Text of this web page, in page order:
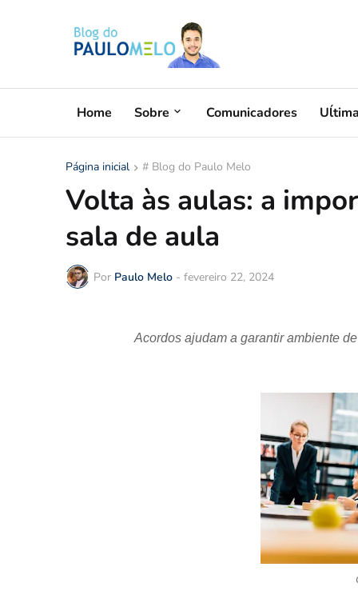
Home Sobre Comunicadores
Página inicial # Blog do Paulo Melo
Volta às aulas: a
sala de aula
Por Paulo Melo - fevereiro 22, 2024
Acordos ajudam a garantir ambiente